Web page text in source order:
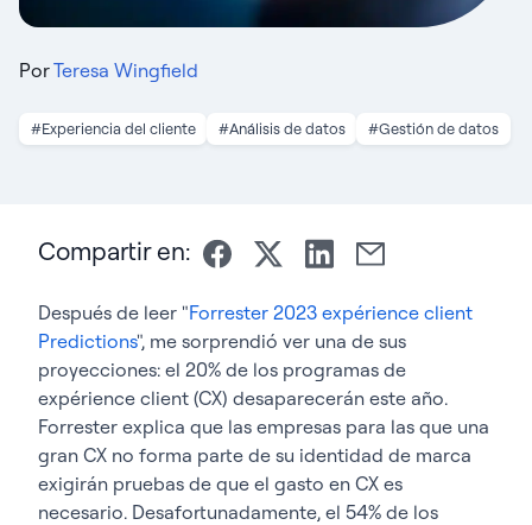
PorTeresa Wingfield
#Experiencia del cliente #Análisis de datos #Gestión de datos
Compartir en:
Después de leer "Forrester 2023 expérience client
Predictions", me sorprendió ver una de sus
proyecciones: el 20% de los programas de
expérience client (CX) desaparecerán este año.
Forrester explica que las empresas para las que una
gran CX no forma parte de su identidad de marca
exigirán pruebas de que el gasto en CX es
necesario. Desafortunadamente, el 54% de los